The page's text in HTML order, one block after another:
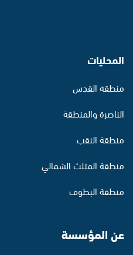
المحليات
منطقة القدس
الناصرة والمنطقة
منطقة النقب
منطقة المثلث الشمالي
منطقة البطوف
عن المؤسسة